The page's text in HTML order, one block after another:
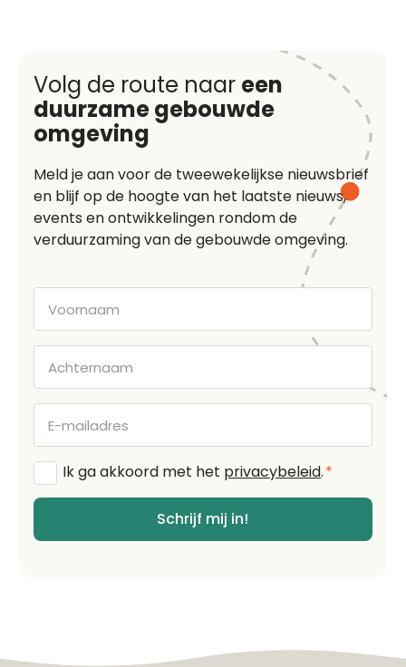
Volg de route naar een
duurzame gebouwde
omgeving
Meld je aan voor de tweewekelijkse nieuwsbrief
en blijf op de hoogte van het laatste nieuws,
events en ontwikkelingen rondom de
verduurzaming van de gebouwde omgeving.
Voornaam
Achternaam
E-
mailadres
Algemene
voorwaarden
Ik ga akkoord met het privacybeleid.*
Schrijf mij in!